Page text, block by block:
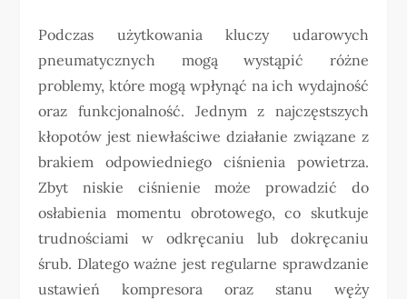
Podczas użytkowania kluczy udarowych
pneumatycznych mogą wystąpić różne
problemy, które mogą wpłynąć na ich wydajność
oraz funkcjonalność. Jednym z najczęstszych
kłopotów jest niewłaściwe działanie związane z
brakiem odpowiedniego ciśnienia powietrza.
Zbyt niskie ciśnienie może prowadzić do
osłabienia momentu obrotowego, co skutkuje
trudnościami w odkręcaniu lub dokręcaniu
śrub. Dlatego ważne jest regularne sprawdzanie
ustawień kompresora oraz stanu węży